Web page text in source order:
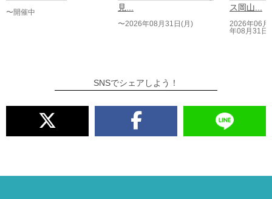
〜開催中
見...
〜2026年08月31日(月)
ス岡山...
2026年06月
年08月31日(
SNSでシェアしよう！